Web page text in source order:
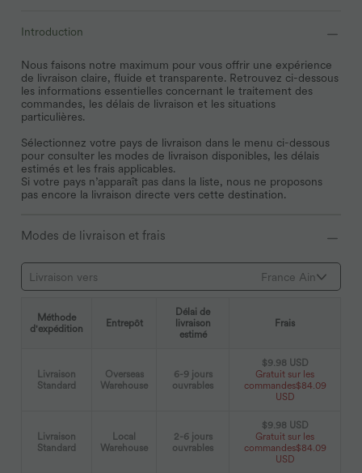
Introduction
Nous faisons notre maximum pour vous offrir une expérience
de livraison claire, fluide et transparente. Retrouvez ci-dessous
les informations essentielles concernant le traitement des
commandes, les délais de livraison et les situations
particulières.
Sélectionnez votre pays de livraison dans le menu ci-dessous
pour consulter les modes de livraison disponibles, les délais
estimés et les frais applicables.
Si votre pays n’apparaît pas dans la liste, nous ne proposons
pas encore la livraison directe vers cette destination.
Modes de livraison et frais
Livraison vers France Ain
Méthode
d'expédition
Entrepôt
Délai de
livraison
estimé
Frais
Livraison
Standard
Overseas
Warehouse
6-9 jours
ouvrables
$9.98 USD
Gratuit sur les
commandes$84.09
USD
Livraison
Standard
Local
Warehouse
2-6 jours
ouvrables
$9.98 USD
Gratuit sur les
commandes$84.09
USD